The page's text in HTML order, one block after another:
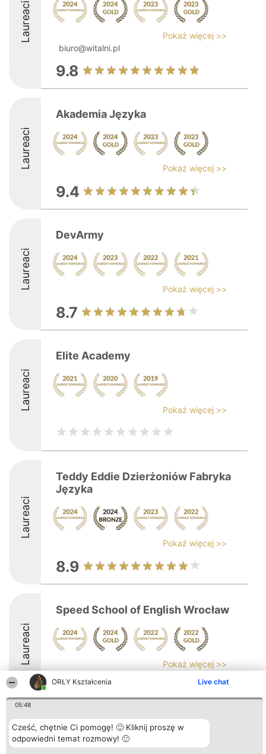
ORŁY Kształcenia Live chat
05:48
Cześć, chętnie Ci pomogę! 🙂 Kliknij proszę w
odpowiedni temat rozmowy! 🙂
Laureaci
Pokaż więcej >>
biuro@witalni.pl
9.8
Laureaci
Akademia Języka
Pokaż więcej >>
9.4
Laureaci
DevArmy
Pokaż więcej >>
8.7
Laureaci
Elite Academy
Pokaż więcej >>
Laureaci
Teddy Eddie Dzierżoniów Fabryka
Języka
Pokaż więcej >>
8.9
Laureaci
Speed School of English Wrocław
Pokaż więcej >>
9.7
Organizator plebiscytu
Bright Side Solutions sp. z o.
o. sp. k.
Plebiscyt
Laureaci
Lista
Kontakt